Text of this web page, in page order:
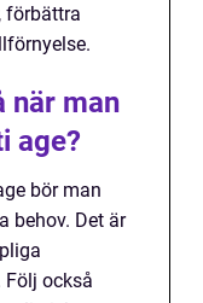
förbättra
när man
age?
bör man
behov. Det är
Följ också